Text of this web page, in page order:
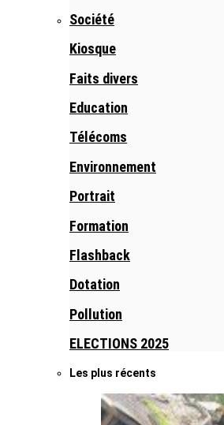
Société
Kiosque
Faits divers
Education
Télécoms
Environnement
Portrait
Formation
Flashback
Dotation
Pollution
ELECTIONS 2025
Les plus récents